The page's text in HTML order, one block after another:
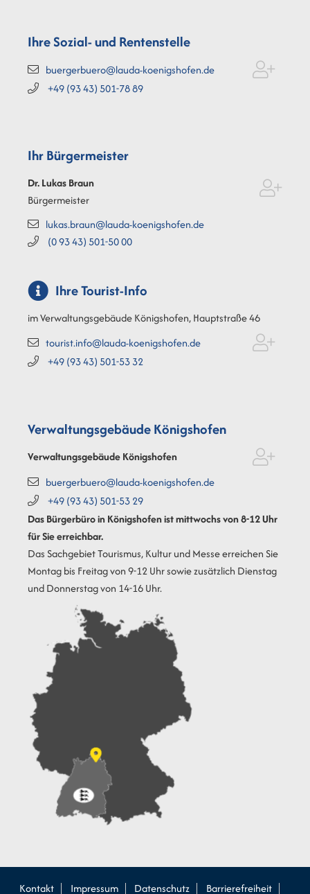
Ihre Sozial- und Rentenstelle
buergerbuero@lauda-koenigshofen.de
+49 (9343) 501-7889
Ihr Bürgermeister
Dr. LukasBraun
Bürgermeister
lukas.braun@lauda-koenigshofen.de
(09343) 501-5000
Ihre Tourist-Info
im Verwaltungsgebäude Königshofen, Hauptstraße 46
tourist.info@lauda-koenigshofen.de
+49 (9343) 501-5332
Verwaltungsgebäude Königshofen
Verwaltungsgebäude Königshofen
buergerbuero@lauda-koenigshofen.de
+49 (9343) 501-5329
Das Bürgerbüro in Königshofen ist mittwochs von 8-12 Uhr
für Sie erreichbar.
Das Sachgebiet Tourismus, Kultur und Messe erreichen Sie
Montag bis Freitag von 9-12 Uhr sowie zusätzlich Dienstag
und Donnerstag von 14-16 Uhr.
Kontakt Impressum Datenschutz Barrierefreiheit